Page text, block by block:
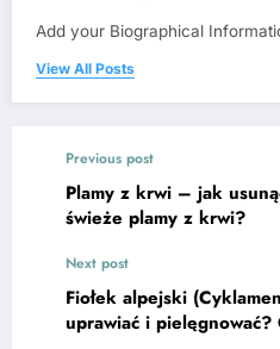
Add your Biographical
View All Posts
Previous post
Plamy z krwi – jak
świeże plamy z krwi?
Next post
Fiołek alpejski
uprawiać i